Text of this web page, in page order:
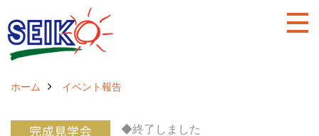
ホーム イベント報告
◆終了しました